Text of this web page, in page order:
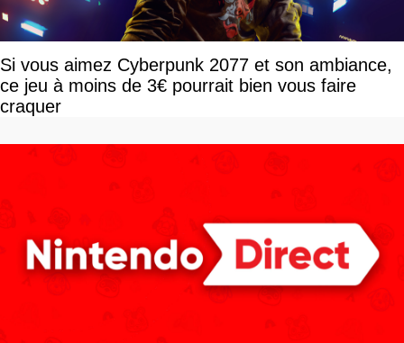
Si vous aimez Cyberpunk 2077 et son ambiance,
ce jeu à moins de 3€ pourrait bien vous faire
craquer